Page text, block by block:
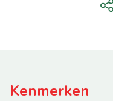
Kenmerken